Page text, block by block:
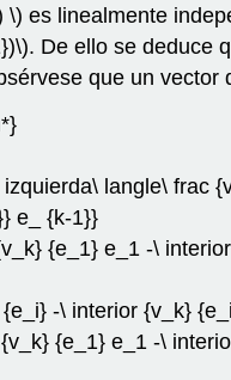
\) es linealmente
. De ello se deduce
que un
langle\ frac
e_ {k-1}}
{e_1} e_1 -\
-\ interior {v_k}
{e_1} e_1 -\